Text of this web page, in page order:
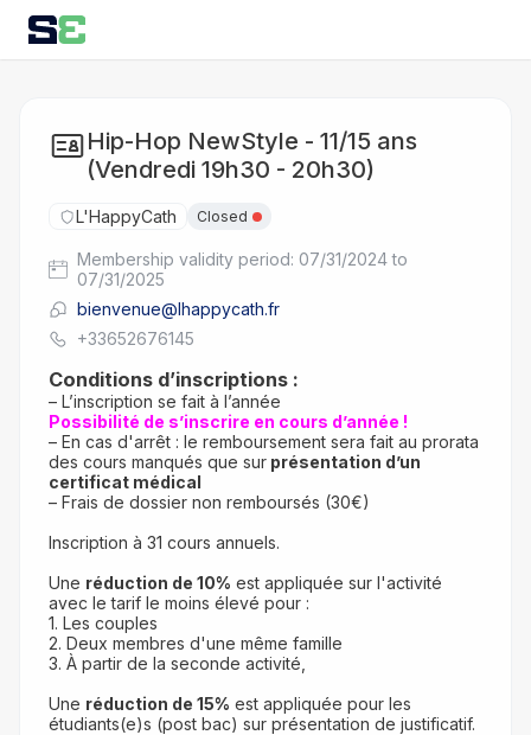
Hip-Hop NewStyle - 11/15 ans
(Vendredi 19h30 - 20h30)
L'HappyCath Closed
Membership validity period: 07/31/2024 to
07/31/2025
bienvenue@lhappycath.fr
+33652676145
Conditions d’inscriptions :
– L’inscription se fait à l’année
Possibilité de s’inscrire en cours d’année !
– En cas d'arrêt : le remboursement sera fait au prorata
des cours manqués que sur présentation d’un
certificat médical
– Frais de dossier non remboursés (30€)
Inscription à 31 cours annuels.
Une réduction de 10% est appliquée sur l'activité
avec le tarif le moins élevé pour :
1. Les couples
2. Deux membres d'une même famille
3. À partir de la seconde activité,
Une réduction de 15% est appliquée pour les
étudiants(e)s (post bac) sur présentation de justificatif.